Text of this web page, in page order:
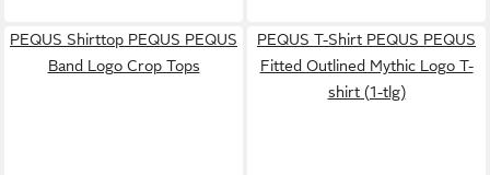
PEQUS Shirttop PEQUS PEQUS
Band Logo Crop Tops
PEQUS T-Shirt PEQUS PEQUS
Fitted Outlined Mythic Logo T-
shirt (1-tlg)